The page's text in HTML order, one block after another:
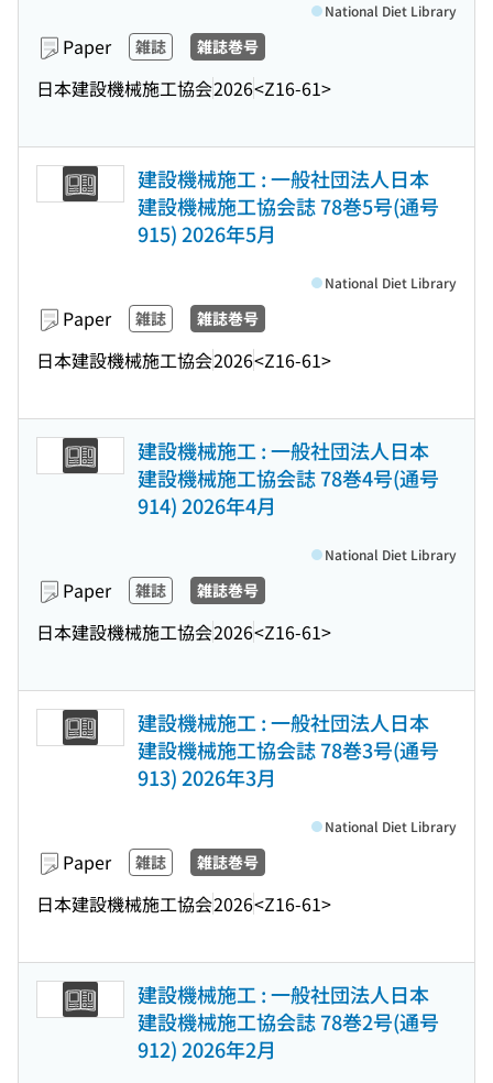
Paper 雑誌 雑誌巻号
日本建設機械施工協会2026<Z16-61>
National Diet Library
建設機械施工 : 一般社団法人日本
建設機械施工協会誌 78巻5号(通号
915) 2026年5月
Paper 雑誌 雑誌巻号
日本建設機械施工協会2026<Z16-61>
National Diet Library
建設機械施工 : 一般社団法人日本
建設機械施工協会誌 78巻4号(通号
914) 2026年4月
Paper 雑誌 雑誌巻号
日本建設機械施工協会2026<Z16-61>
National Diet Library
建設機械施工 : 一般社団法人日本
建設機械施工協会誌 78巻3号(通号
913) 2026年3月
Paper 雑誌 雑誌巻号
日本建設機械施工協会2026<Z16-61>
National Diet Library
建設機械施工 : 一般社団法人日本
建設機械施工協会誌 78巻2号(通号
912) 2026年2月